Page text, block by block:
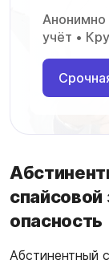
Анонимно
учёт •
опасность
Абстинентный